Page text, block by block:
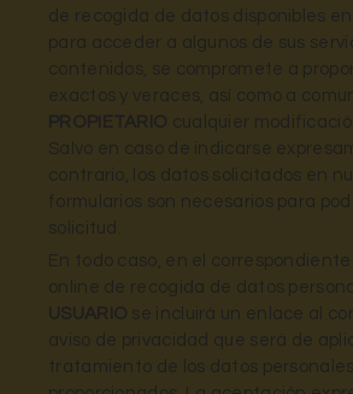
de recogida de datos disponibles en
para acceder a algunos de sus
contenidos, se compromete a
exactos y veraces, así como a
PROPIETARIO cualquier
Salvo en caso de indicarse
contrario, los datos solicitados en
formularios son necesarios para
solicitud.
En todo caso, en el correspondiente
online de recogida de datos
USUARIO se incluirá un enlace al
aviso de privacidad que será de
tratamiento de los datos personales